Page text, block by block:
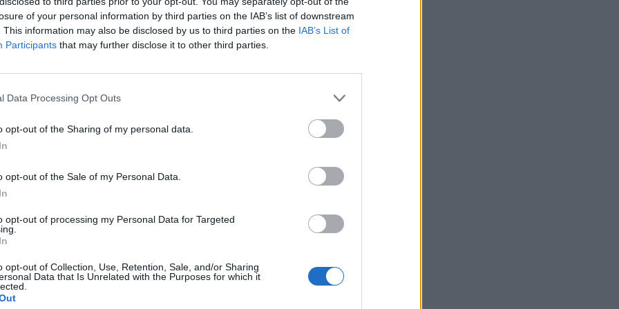
of your personal information by third parties on the IAB’s list of downstream
This information may also be disclosed by us to third parties on the IAB’s List of
Participants that may further disclose it to other third parties.
Data Processing Opt Outs
opt-out of the Sharing of my personal data.
opt-out of the Sale of my Personal Data.
opt-out of processing my Personal Data for Targeted
opt-out of Collection, Use, Retention, Sale, and/or Sharing
Data that Is Unrelated with the Purposes for which it
δείξατε, με την ψήφο σας στο πρόσωπό μου,
τον Δήμο Σπάρτης.
έτσι ώστε να αγωνιστώ με όλες μου τις
και δραστηριοποιούμαι.
σελίδα στην Πόλη μας, παραμένει άσβεστη
δύναμη για σκληρή δουλειά.
μη, υποψήφιους δημοτικούς συμβούλους για
πιστεύω ότι για την πρόοδο του τόπου μας,
Πολίτες Δήμου Σπάρτης,
αυτή την Κυριακή!»